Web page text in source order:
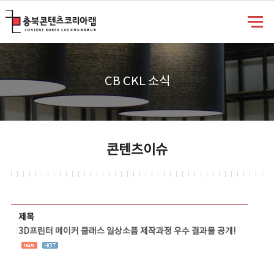
CB CKL 소식
콘텐츠이슈
제목
3D프린터 메이커 클래스 일상소품 제작과정 우수 결과물 공개!